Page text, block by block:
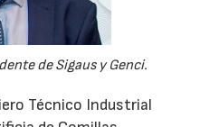
de Sigaus y Genci.
Técnico Industrial